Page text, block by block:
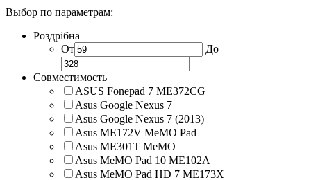
Выбор по параметрам:
Роздрібна
От
До
Совместимость
ASUS Fonepad 7 ME372CG
Asus Google Nexus 7
Asus Google Nexus 7 (2013)
Asus ME172V MeMO Pad
Asus ME301T MeMO
Asus MeMO Pad 10 ME102A
Asus MeMO Pad HD 7 ME173X